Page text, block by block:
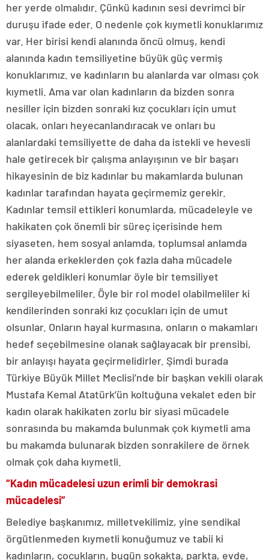
her yerde olmalıdır. Çünkü kadının sesi devrimci bir
duruşu ifade eder. O nedenle çok kıymetli konuklarımız
var. Her birisi kendi alanında öncü olmuş, kendi
alanında kadın temsiliyetine büyük güç vermiş
konuklarımız. ve kadınların bu alanlarda var olması çok
kıymetli. Ama var olan kadınların da bizden sonra
nesiller için bizden sonraki kız çocukları için umut
olacak, onları heyecanlandıracak ve onları bu
alanlardaki temsiliyette de daha da istekli ve hevesli
hale getirecek bir çalışma anlayışının ve bir başarı
hikayesinin de biz kadınlar bu makamlarda bulunan
kadınlar tarafından hayata geçirmemiz gerekir.
Kadınlar temsil ettikleri konumlarda, mücadeleyle ve
hakikaten çok önemli bir süreç içerisinde hem
siyaseten, hem sosyal anlamda, toplumsal anlamda
her alanda erkeklerden çok fazla daha mücadele
ederek geldikleri konumlar öyle bir temsiliyet
sergileyebilmeliler. Öyle bir rol model olabilmeliler ki
kendilerinden sonraki kız çocukları için de umut
olsunlar. Onların hayal kurmasına, onların o makamları
hedef seçebilmesine olanak sağlayacak bir prensibi,
bir anlayışı hayata geçirmelidirler. Şimdi burada
Türkiye Büyük Millet Meclisi’nde bir başkan vekili olarak
Mustafa Kemal Atatürk’ün koltuğuna vekalet eden bir
kadın olarak hakikaten zorlu bir siyasi mücadele
sonrasında bu makamda bulunmak çok kıymetli ama
bu makamda bulunarak bizden sonrakilere de örnek
olmak çok daha kıymetli.
“Kadın mücadelesi uzun erimli bir demokrasi
mücadelesi”
Belediye başkanımız, milletvekilimiz, yine sendikal
örgütlenmeden kıymetli konuğumuz ve tabii ki
kadınların, çocukların, bugün sokakta, parkta, evde,